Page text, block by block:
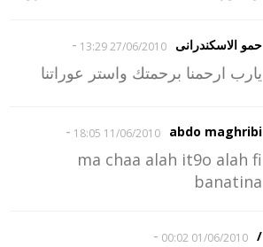
حمو الاسكندرانى 27/06/2010 13:29
-
يارب ارحمنا برحمتك واستر عوراتنا
abdo maghribi
11/06/2010 18:05
-
ma chaa alah it9o alah fi
banatina
/
01/06/2010 00:02
-